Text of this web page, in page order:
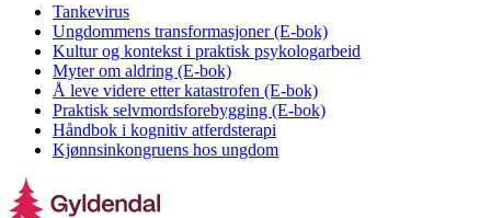
Tankevirus
Ungdommens transformasjoner (E-bok)
Kultur og kontekst i praktisk psykologarbeid
Myter om aldring (E-bok)
Å leve videre etter katastrofen (E-bok)
Praktisk selvmordsforebygging (E-bok)
Håndbok i kognitiv atferdsterapi
Kjønnsinkongruens hos ungdom